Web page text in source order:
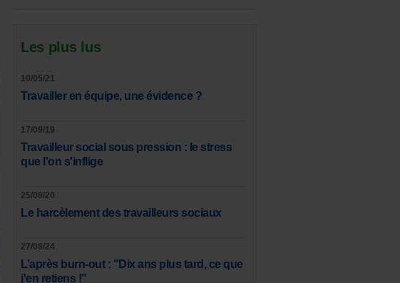
Les plus lus
10/05/21
Travailler en équipe, une évidence ?
17/09/19
Travailleur social sous pression : le stress
que l'on s'inflige
25/08/20
Le harcèlement des travailleurs sociaux
27/08/24
L’après burn-out : "Dix ans plus tard, ce que
j'en retiens !"